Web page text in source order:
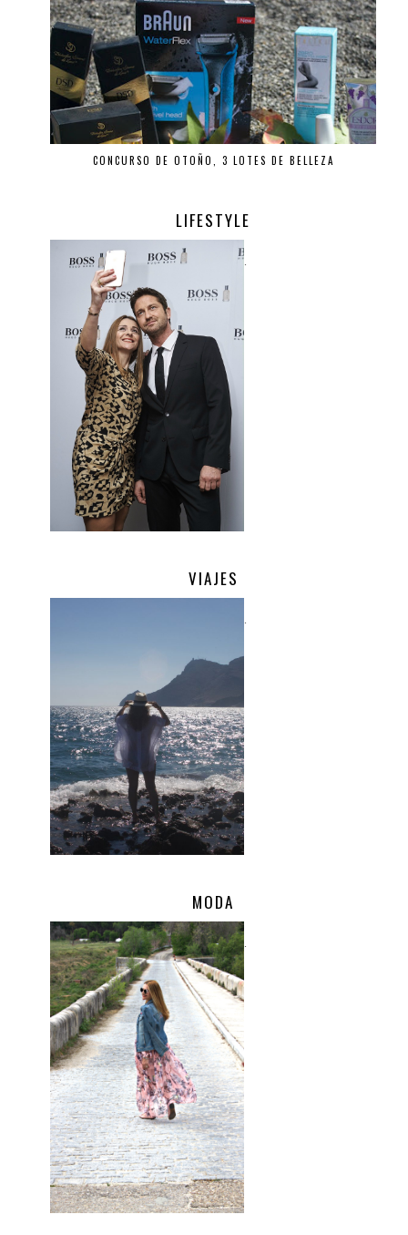
CONCURSO DE OTOÑO, 3 LOTES DE BELLEZA
LIFESTYLE
.
VIAJES
.
MODA
.